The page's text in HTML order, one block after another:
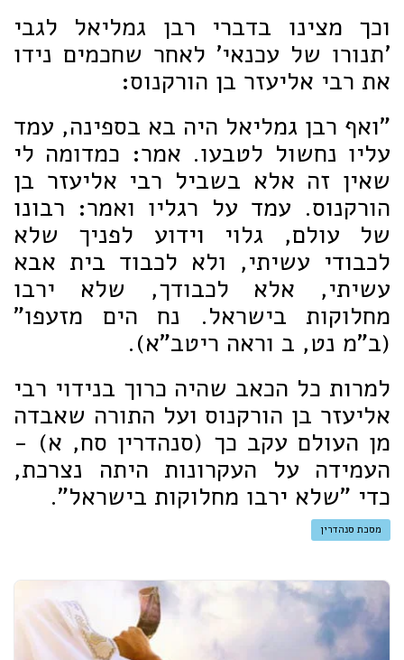
וכך מצינו בדברי רבן גמליאל לגבי
'תנורו של עכנאי' לאחר שחכמים נידו
את רבי אליעזר בן הורקנוס:
"ואף רבן גמליאל היה בא בספינה, עמד
עליו נחשול לטבעו. אמר: כמדומה לי
שאין זה אלא בשביל רבי אליעזר בן
הורקנוס. עמד על רגליו ואמר: רבונו
של עולם, גלוי וידוע לפניך שלא
לכבודי עשיתי, ולא לכבוד בית אבא
עשיתי, אלא לכבודך, שלא ירבו
מחלוקות בישראל. נח הים מזעפו"
(ב"מ נט, ב וראה ריטב"א).
למרות כל הכאב שהיה כרוך בנידוי רבי
אליעזר בן הורקנוס ועל התורה שאבדה
מן העולם עקב כך (סנהדרין סח, א) -
העמידה על העקרונות היתה נצרכת,
כדי "שלא ירבו מחלוקות בישראל".
מסכת סנהדרין